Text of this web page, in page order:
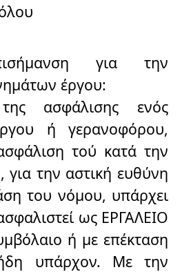
για την
έργου:
ασφάλισης ενός
ή γερανοφόρου,
τού κατά την
για την αστική ευθύνη
του νόμου, υπάρχει
ως ΕΡΓΑΛΕΙΟ
ή με επέκταση
υπάρχον. Με την